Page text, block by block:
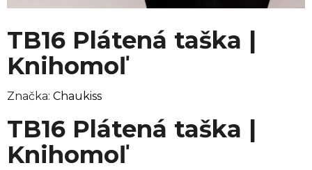
TB16 Plátená taška |
Knihomoľ
Značka: Chaukiss
TB16 Plátená taška |
Knihomoľ